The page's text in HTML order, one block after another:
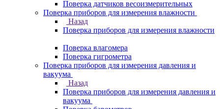
Поверка датчиков весоизмерительных
Поверка приборов для измерения влажности
Назад
Поверка приборов для измерения влажности
Поверка влагомера
Поверка гигрометра
Поверка приборов для измерения давления и
вакуума
Назад
Поверка приборов для измерения давления и
вакуума